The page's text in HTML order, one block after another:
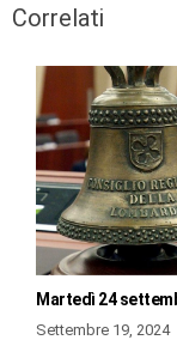
Correlati
Martedì 24
Settembre 19, 2024